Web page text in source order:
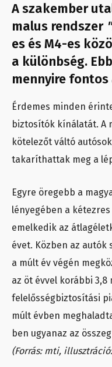
A szakember
malus rendszer
es és M4-es
a különbség.
mennyire
Érdemes minden
biztosítók kínálatát. A
kötelezőt váltó
takaríthattak meg a
Egyre öregebb a
lényegében a
emelkedik az
évet. Közben az autók
a múlt év végén
az öt évvel korábbi
felelősségbiztosítási
múlt évben
ben ugyanaz az
(Forrás: mti,